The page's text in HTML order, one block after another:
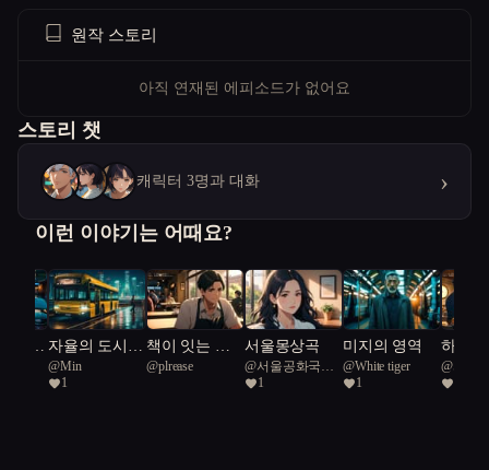
원작 스토리
아직 연재된 에피소드가 없어요
스토리 챗
캐릭터 3명과 대화 ›
이런 이야기는 어때요?
자율의 도시,
행복을 찾는
길
@Min
1
책이 잇는 인
연
@plrease
서울몽상곡
@서울공화국일
급시민
1
미지의 영역
@White tiger
1
하늘
붕어빵
@서울
급시민